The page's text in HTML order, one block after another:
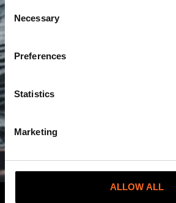
C
o
n
s
e
t
S
e
l
e
c
t
Necessary
Preferences
Statistics
Marketing
ALLOW ALL